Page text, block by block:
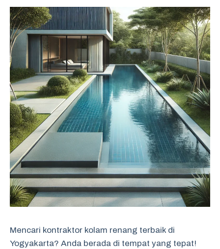
Mencari kontraktor kolam renang terbaik di
Yogyakarta? Anda berada di tempat yang tepat!